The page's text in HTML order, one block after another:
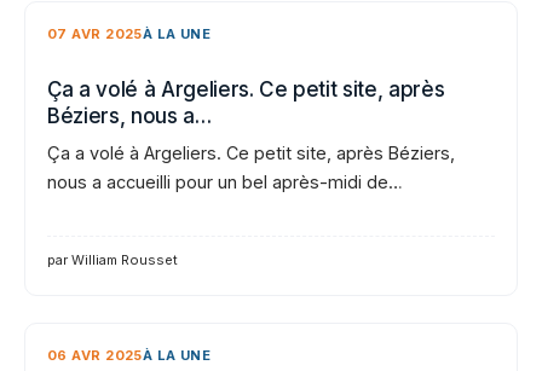
07 AVR 2025À LA UNE
Ça a volé à Argeliers. Ce petit site, après
Béziers, nous a…
Ça a volé à Argeliers. Ce petit site, après Béziers,
nous a accueilli pour un bel après-midi de…
par William Rousset
06 AVR 2025À LA UNE